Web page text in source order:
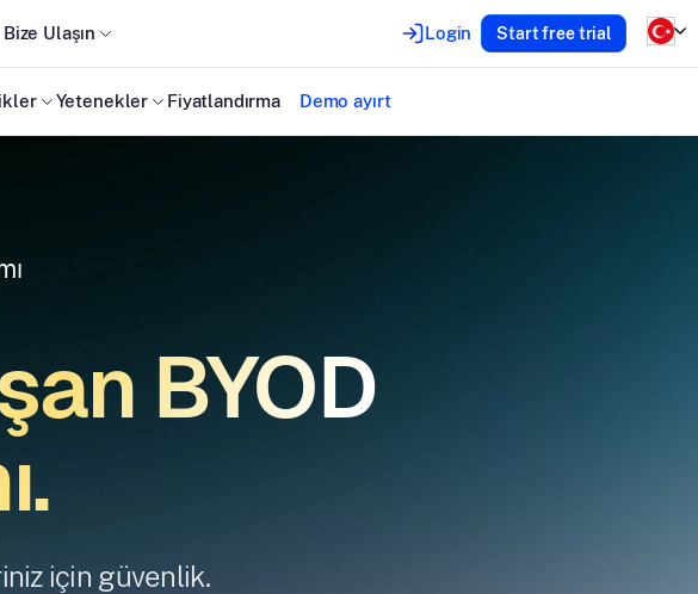
Bize Ulaşın Login Start free trial
Yetenekler Fiyatlandırma Demo ayırt
BYOD
için güvenlik.